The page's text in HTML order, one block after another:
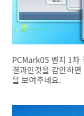
PCMark05 벤치 1차
결과인것을 감안하
을 보여주네요.